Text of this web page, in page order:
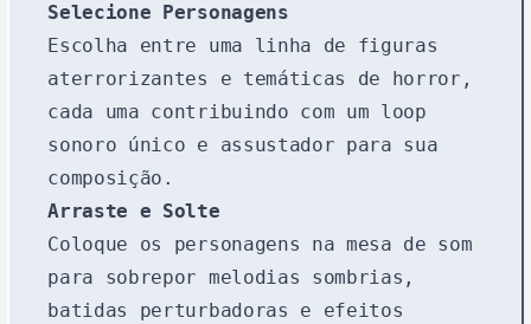
Selecione Personagens
Escolha entre uma linha de figuras
aterrorizantes e temáticas de horror,
cada uma contribuindo com um loop
sonoro único e assustador para sua
composição.
Arraste e Solte
Coloque os personagens na mesa de som
para sobrepor melodias sombrias,
batidas perturbadoras e efeitos